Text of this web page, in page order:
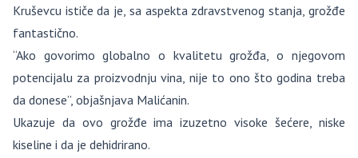
Kruševcu ističe da je, sa aspekta zdravstvenog stanja, grožđe
fantastično.
“Ako govorimo globalno o kvalitetu grožđa, o njegovom
potencijalu za proizvodnju vina, nije to ono što godina treba
da donese”, objašnjava Malićanin.
Ukazuje da ovo grožđe ima izuzetno visoke šećere, niske
kiseline i da je dehidrirano.